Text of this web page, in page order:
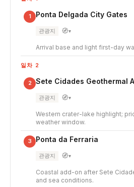
1 Ponta Delgada City Gates
관광지 🧭▾
Arrival base and light first-day
일차 2
2 Sete Cidades Geothermal
관광지 🧭▾
Western crater-lake highlight;
weather window.
3 Ponta da Ferraria
관광지 🧭▾
Coastal add-on after Sete
and sea conditions.